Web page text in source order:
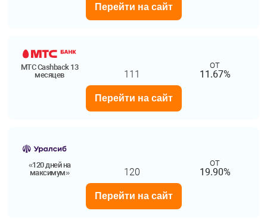
Перейти на сайт
МТС Cashback 13
месяцев
111
от
11.67%
Перейти на сайт
«120 дней на
максимум»
120
от
19.90%
Перейти на сайт